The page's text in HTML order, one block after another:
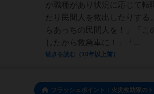
か職種があり状況に応じて転
たり民間人を救出したりする
らあっちの民間人を！」「こ
したから救急車に！」「...
続きを読む（10年以上前）
フラッシュポイント：火災救助隊の